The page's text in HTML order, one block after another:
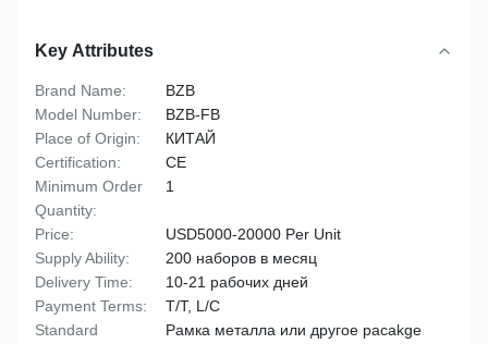
Key Attributes
Brand Name:
BZB
Model Number:
BZB-FB
Place of Origin:
КИТАЙ
Certification:
CE
Minimum Order
Quantity:
1
Price:
USD5000-20000 Per Unit
Supply Ability:
200 наборов в месяц
Delivery Time:
10-21 рабочих дней
Payment Terms:
T/T, L/C
Standard
Рамка металла или другое pacakge